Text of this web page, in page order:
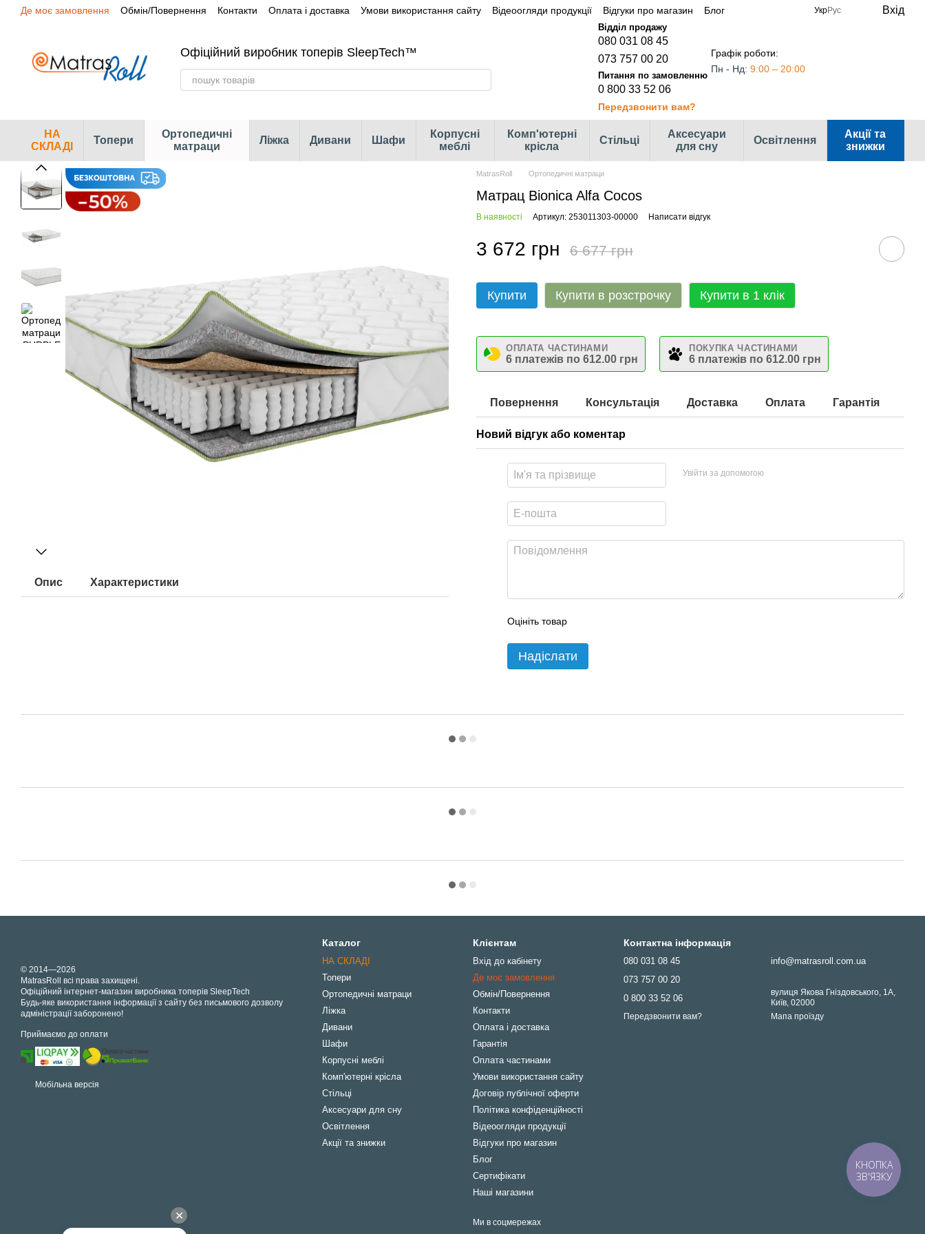
Перейти до основного контенту
Де моє замовлення Обмін/Повернення Контакти Оплата і доставка Умови використання сайту Відеоогляди продукції Відгуки про магазин
Блог
УкрРус Вхід
Офіційний виробник топерів SleepTech™
080 031 08 45
073 757 00 20
0 800 33 52 06
Передзвонити вам?
Графік роботи:
Пн - Нд:9:00 – 20:00
НА
СКЛАДІ
Топери
Ортопедичні
матраци
Ліжка Дивани Шафи
Корпусні
меблі
Комп'ютерні
крісла
Стільці
Аксесуари
для сну
Освітлення
Акції та
знижки
Опис Характеристики
MatrasRoll Ортопедичні матраци
Матрац Bionica Alfa Cocos
В наявності Артикул: 253011303-00000 Написати відгук
3 672 грн 6 677 грн
Купити Купити в розстрочку Купити в 1 клік
ОПЛАТА ЧАСТИНАМИ
6 платежів по 612.00 грн
ПОКУПКА ЧАСТИНАМИ
6 платежів по 612.00 грн
Повернення Консультація Доставка Оплата Гарантія
Новий відгук або коментар
Увійти за допомогою
Оцініть товар
Надіслати
© 2014—2026
MatrasRoll всі права захищені.
Офіційний інтернет-магазин виробника топерів SleepTech
Будь-яке використання інформації з сайту без письмового дозволу
адміністрації заборонено!
Приймаємо до оплати
Мобільна версія
Каталог
НА СКЛАДІ
Топери
Ортопедичні матраци
Ліжка
Дивани
Шафи
Корпусні меблі
Комп'ютерні крісла
Стільці
Аксесуари для сну
Освітлення
Акції та знижки
Клієнтам
Вхід до кабінету
Де моє замовлення
Обмін/Повернення
Контакти
Оплата і доставка
Гарантія
Оплата частинами
Умови використання сайту
Договір публічної оферти
Політика конфіденційності
Відеоогляди продукції
Відгуки про магазин
Блог
Сертифікати
Наші магазини
Ми в соцмережах
Контактна інформація
080 031 08 45
073 757 00 20
0 800 33 52 06
Передзвонити вам?
info@matrasroll.com.ua
вулиця Якова Гніздовського, 1А,
Київ, 02000
Мапа проїзду
КНОПКА
ЗВ'ЯЗКУ